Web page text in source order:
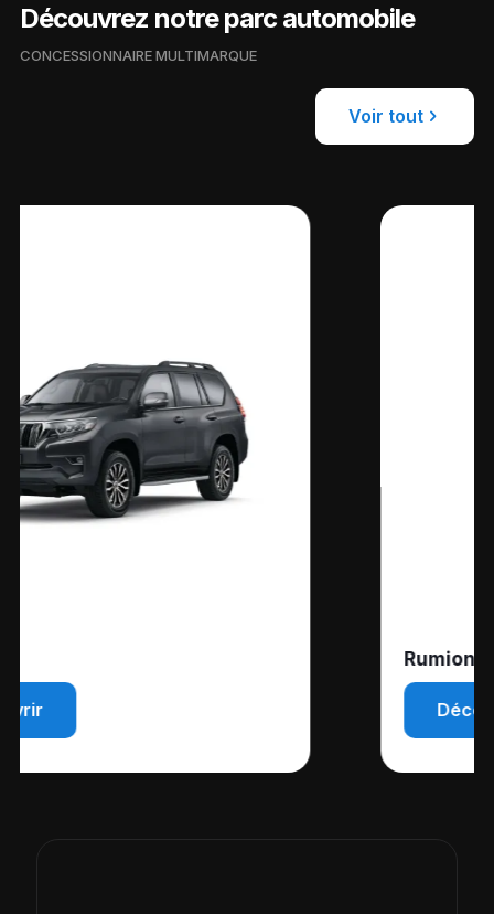
Découvrez notre parc automobile
CONCESSIONNAIRE MULTIMARQUE
Voir tout